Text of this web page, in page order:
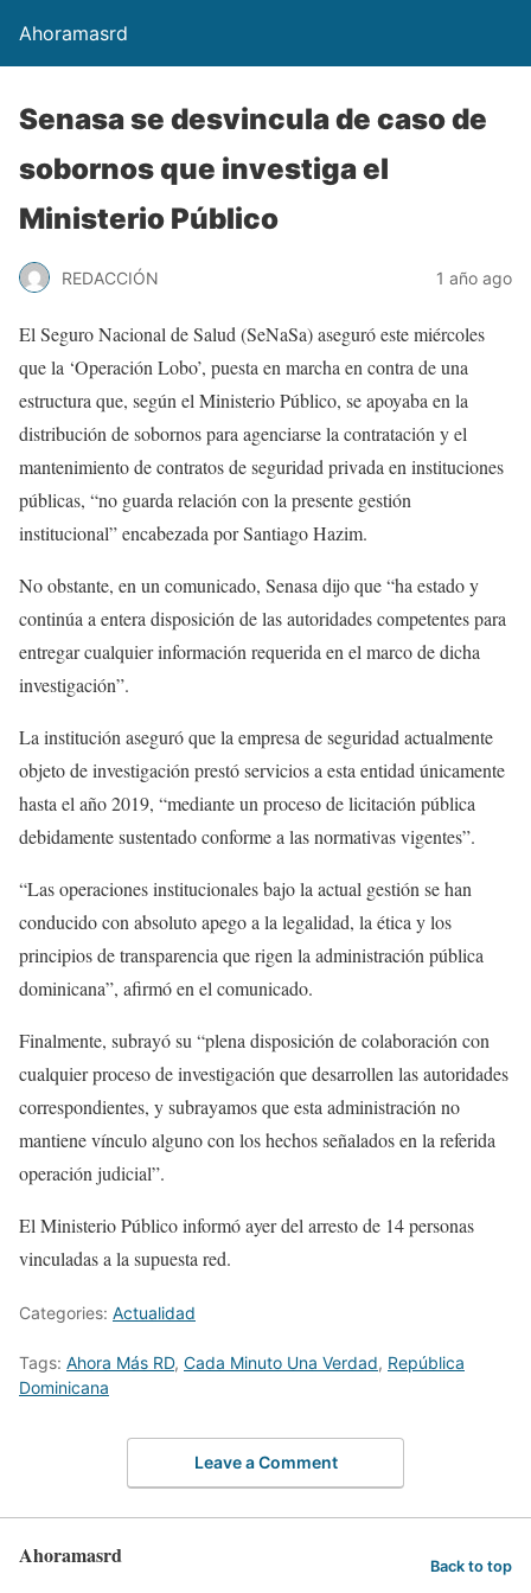
Ahoramasrd
Senasa se desvincula de caso de
sobornos que investiga el
Ministerio Público
REDACCIÓN 1 año ago
El Seguro Nacional de Salud (SeNaSa) aseguró este miércoles
que la ‘Operación Lobo’, puesta en marcha en contra de una
estructura que, según el Ministerio Público, se apoyaba en la
distribución de sobornos para agenciarse la contratación y el
mantenimiento de contratos de seguridad privada en instituciones
públicas, “no guarda relación con la presente gestión
institucional” encabezada por Santiago Hazim.
No obstante, en un comunicado, Senasa dijo que “ha estado y
continúa a entera disposición de las autoridades competentes para
entregar cualquier información requerida en el marco de dicha
investigación”.
La institución aseguró que la empresa de seguridad actualmente
objeto de investigación prestó servicios a esta entidad únicamente
hasta el año 2019, “mediante un proceso de licitación pública
debidamente sustentado conforme a las normativas vigentes”.
“Las operaciones institucionales bajo la actual gestión se han
conducido con absoluto apego a la legalidad, la ética y los
principios de transparencia que rigen la administración pública
dominicana”, afirmó en el comunicado.
Finalmente, subrayó su “plena disposición de colaboración con
cualquier proceso de investigación que desarrollen las autoridades
correspondientes, y subrayamos que esta administración no
mantiene vínculo alguno con los hechos señalados en la referida
operación judicial”.
El Ministerio Público informó ayer del arresto de 14 personas
vinculadas a la supuesta red.
Categories: Actualidad
Tags: Ahora Más RD, Cada Minuto Una Verdad, República
Dominicana
Leave a Comment
Ahoramasrd Back to top